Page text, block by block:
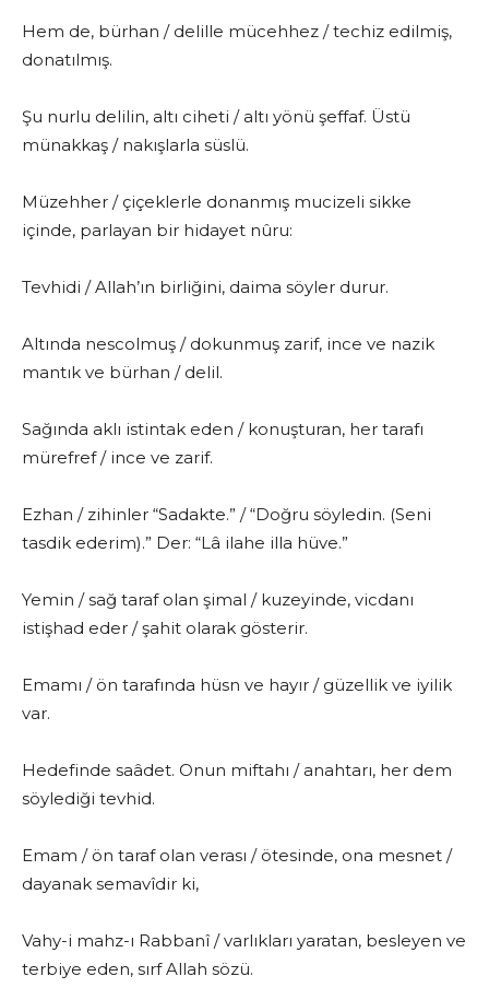
Hem de, bürhan / delille mücehhez / techiz edilmiş,
donatılmış.
Şu nurlu delilin, altı ciheti / altı yönü şeffaf. Üstü
münakkaş / nakışlarla süslü.
Müzehher / çiçeklerle donanmış mucizeli sikke
içinde, parlayan bir hidayet nûru:
Tevhidi / Allah’ın birliğini, daima söyler durur.
Altında nescolmuş / dokunmuş zarif, ince ve nazik
mantık ve bürhan / delil.
Sağında aklı istintak eden / konuşturan, her tarafı
mürefref / ince ve zarif.
Ezhan / zihinler “Sadakte.” / “Doğru söyledin. (Seni
tasdik ederim).” Der: “Lâ ilahe illa hüve.”
Yemin / sağ taraf olan şimal / kuzeyinde, vicdanı
istişhad eder / şahit olarak gösterir.
Emamı / ön tarafında hüsn ve hayır / güzellik ve iyilik
var.
Hedefinde saâdet. Onun miftahı / anahtarı, her dem
söylediği tevhid.
Emam / ön taraf olan verası / ötesinde, ona mesnet /
dayanak semavîdir ki,
Vahy-i mahz-ı Rabbanî / varlıkları yaratan, besleyen ve
terbiye eden, sırf Allah sözü.